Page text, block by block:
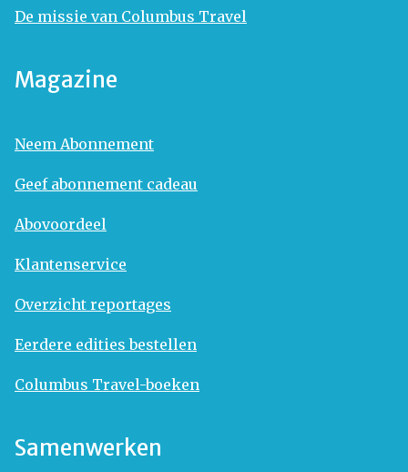
De missie van Columbus Travel
Magazine
Neem Abonnement
Geef abonnement cadeau
Abovoordeel
Klantenservice
Overzicht reportages
Eerdere edities bestellen
Columbus Travel-boeken
Samenwerken